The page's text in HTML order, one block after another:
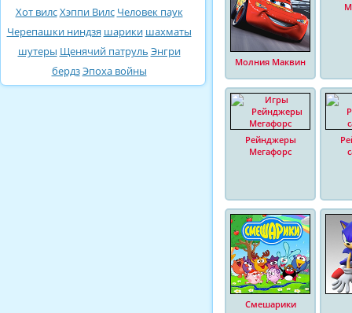
Хот вилсХэппи Вилс Человек паук
Черепашки ниндзя шарики шахматы
шутеры Щенячий патруль Энгри
бердзЭпоха войны
Молния Маквин
Рейнджеры
Мегафорс
Смешарики